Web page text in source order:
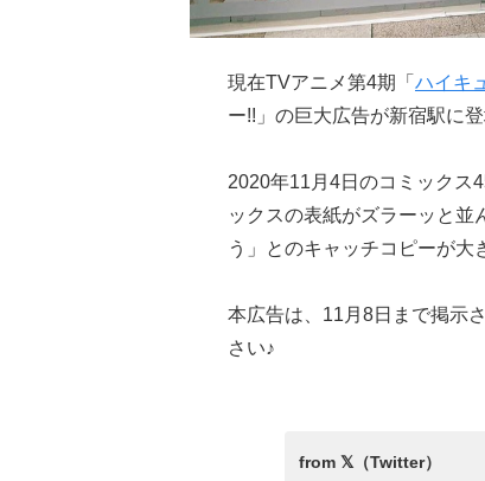
現在TVアニメ第4期「 ハイキ
ー!!」の巨大広告が新宿駅に登
2020年11月4日のコミックス
ックスの表紙がズラーッと並
う」とのキャッチコピーが大
本広告は、11月8日まで掲示
さい♪